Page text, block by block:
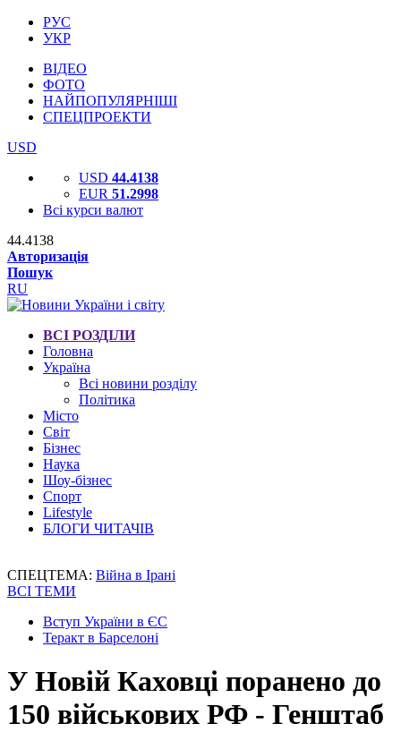
РУС
УКР
ВІДЕО
ФОТО
НАЙПОПУЛЯРНІШІ
СПЕЦПРОЕКТИ
USD
USD 44.4138
EUR 51.2998
Всі курси валют
44.4138
Авторизація
Пошук
RU
ВСІ РОЗДІЛИ
Головна
Україна
Всі новини розділу
Політика
Місто
Світ
Бізнес
Наука
Шоу-бізнес
Спорт
Lifestyle
БЛОГИ ЧИТАЧІВ
СПЕЦТЕМА: Війна в Ірані
ВСІ ТЕМИ
Вступ України в ЄС
Теракт в Барселоні
У Новій Каховці поранено до
150 військових РФ - Генштаб